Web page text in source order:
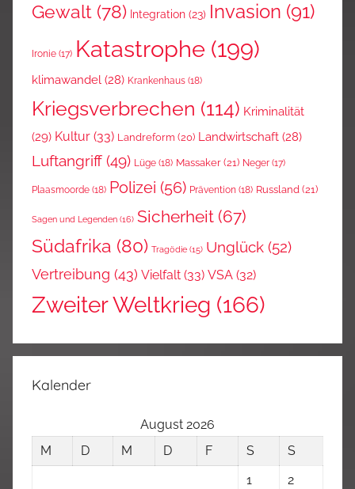
Gewalt (78) Integration (23) Invasion (91)
Ironie (17) Katastrophe (199)
klimawandel (28) Krankenhaus (18)
Kriegsverbrechen (114) Kriminalität
(29) Kultur (33) Landreform (20) Landwirtschaft (28)
Luftangriff (49) Lüge (18) Massaker (21) Neger (17)
Plaasmoorde (18) Polizei (56) Prävention (18) Russland (21)
Sagen und Legenden (16) Sicherheit (67)
Südafrika (80) Tragödie (15) Unglück (52)
Vertreibung (43) Vielfalt (33) VSA (32)
Zweiter Weltkrieg (166)
Kalender
August 2026
M
D M D F S
S
1
2